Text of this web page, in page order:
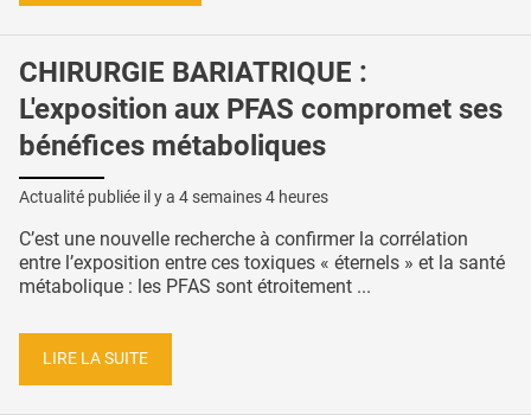
CHIRURGIE BARIATRIQUE :
L'exposition aux PFAS compromet ses
bénéfices métaboliques
Actualité publiée il y a 4 semaines 4 heures
C’est une nouvelle recherche à confirmer la corrélation
entre l’exposition entre ces toxiques « éternels » et la santé
métabolique : les PFAS sont étroitement ...
LIRE LA SUITE